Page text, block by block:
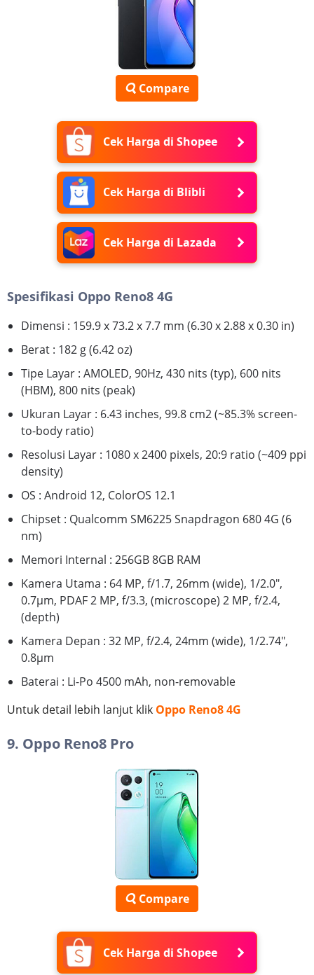
Compare
Cek Harga di Shopee
Cek Harga di Blibli
Cek Harga di Lazada
Spesifikasi Oppo Reno8 4G
Dimensi : 159.9 x 73.2 x 7.7 mm (6.30 x 2.88 x 0.30 in)
Berat : 182 g (6.42 oz)
Tipe Layar : AMOLED, 90Hz, 430 nits (typ), 600 nits
(HBM), 800 nits (peak)
Ukuran Layar : 6.43 inches, 99.8 cm2 (~85.3% screen-
to-body ratio)
Resolusi Layar : 1080 x 2400 pixels, 20:9 ratio (~409 ppi
density)
OS : Android 12, ColorOS 12.1
Chipset : Qualcomm SM6225 Snapdragon 680 4G (6
nm)
Memori Internal : 256GB 8GB RAM
Kamera Utama : 64 MP, f/1.7, 26mm (wide), 1/2.0",
0.7µm, PDAF 2 MP, f/3.3, (microscope) 2 MP, f/2.4,
(depth)
Kamera Depan : 32 MP, f/2.4, 24mm (wide), 1/2.74",
0.8µm
Baterai : Li-Po 4500 mAh, non-removable
Untuk detail lebih lanjut klik Oppo Reno8 4G
9. Oppo Reno8 Pro
Compare
Cek Harga di Shopee